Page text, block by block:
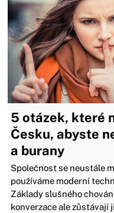
5 otázek, které
Česku, abyste
a burany
Společnost se neustále
používáme moderní
Základy slušného
konverzace ale zůstávají